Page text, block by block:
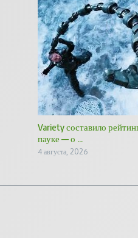
Variety составило
пауке — о ...
4 августа, 2026